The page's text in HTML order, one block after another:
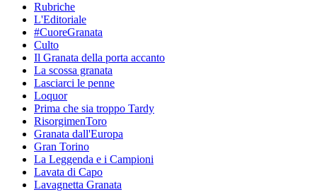
Rubriche
L'Editoriale
#CuoreGranata
Culto
Il Granata della porta accanto
La scossa granata
Lasciarci le penne
Loquor
Prima che sia troppo Tardy
RisorgimenToro
Granata dall'Europa
Gran Torino
La Leggenda e i Campioni
Lavata di Capo
Lavagnetta Granata